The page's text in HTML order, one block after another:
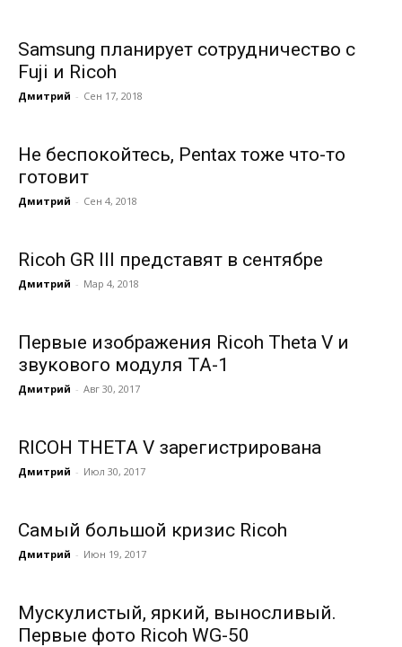
Samsung планирует сотрудничество с
Fuji и Ricoh
Дмитрий - Сен 17, 2018
Не беспокойтесь, Pentax тоже что-то
готовит
Дмитрий - Сен 4, 2018
Ricoh GR III представят в сентябре
Дмитрий - Мар 4, 2018
Первые изображения Ricoh Theta V и
звукового модуля ТА-1
Дмитрий - Авг 30, 2017
RICOH THETA V зарегистрирована
Дмитрий - Июл 30, 2017
Самый большой кризис Ricoh
Дмитрий - Июн 19, 2017
Мускулистый, яркий, выносливый.
Первые фото Ricoh WG-50